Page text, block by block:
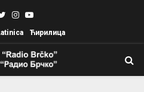
TwitterInstagram
Youtube
Ћирилица